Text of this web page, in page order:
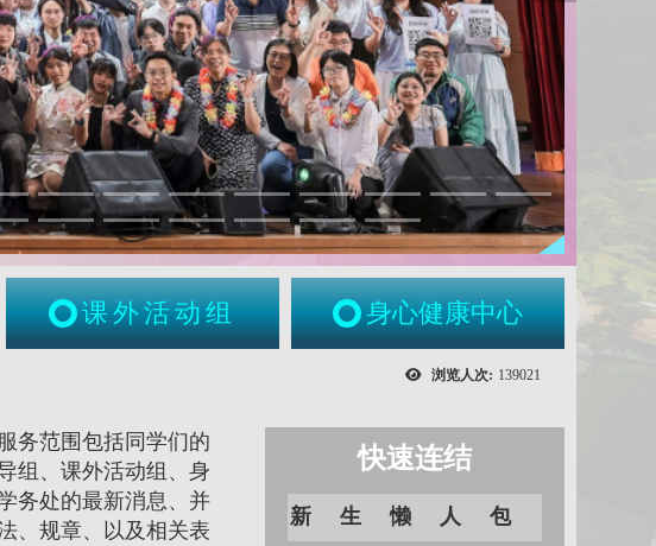
课外活动组 身心健康中心
浏览人次: 139021
务范围包括同学们的
组、课外活动组、身
务处的最新消息、并
、规章、以及相关表
快速连结
新生懒人包